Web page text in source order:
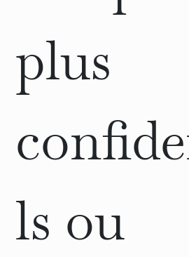
plus
ls ou